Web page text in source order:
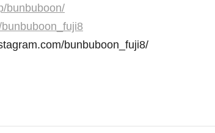
bunbuboon/
bunbuboon_fuji8/